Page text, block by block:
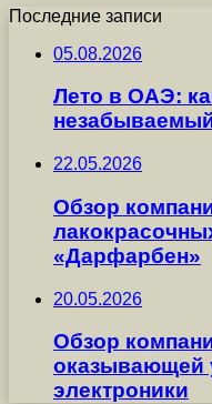
Последние записи
05.08.2026
Лето в ОАЭ:
22.05.2026
Обзор
«Дарфарбен»
20.05.2026
Обзор
оказывающей
электроники